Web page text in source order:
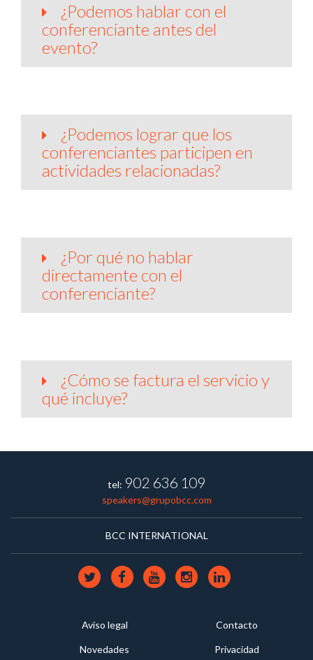
¿Podemos hablar con el
conferenciante antes del
evento?
¿Podemos lograr que los
conferenciantes participen en
actividades relacionadas?
¿Por qué no hablar
directamente con el
conferenciante?
¿Cómo se factura el servicio y
qué incluye?
tel: 902 636 109
speakers@grupobcc.com
BCC INTERNATIONAL
Aviso legal Contacto
Novedades Privacidad